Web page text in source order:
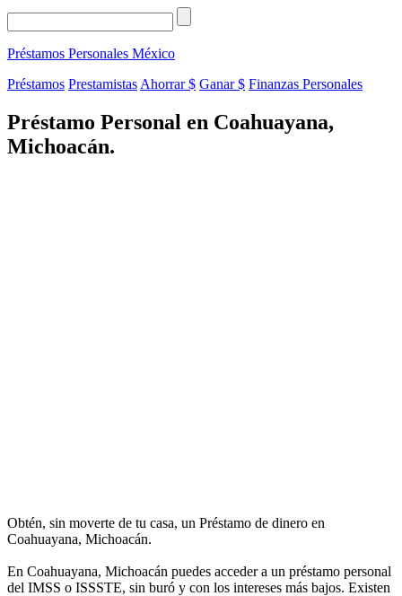
Préstamos Personales México
Préstamos Prestamistas Ahorrar $ Ganar $ Finanzas Personales
Préstamo Personal en Coahuayana,
Michoacán.
Obtén, sin moverte de tu casa, un Préstamo de dinero en
Coahuayana, Michoacán.
En Coahuayana, Michoacán puedes acceder a un préstamo personal
del IMSS o ISSSTE, sin buró y con los intereses más bajos. Existen